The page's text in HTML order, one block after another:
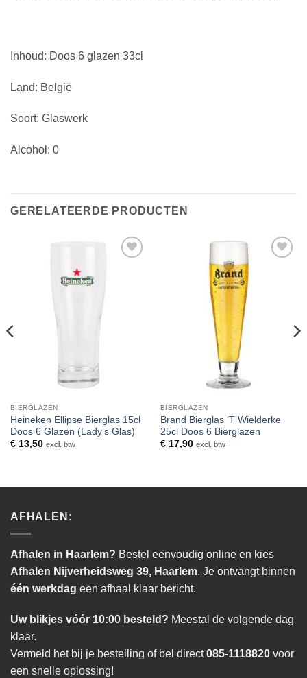
Inhoud: Doos 6 glazen 33cl
Land: België
Soort: Glaswerk
Alcohol: 0
GERELATEERDE PRODUCTEN
BIERGLAZEN
Heineken Ellipse Bierglas 15cl
Doos 6 Glazen (Lady’s Glas)
€13,50 excl. btw
Toevoegen
BIERGLAZEN
Brand Bierglas ‘T Wielderke
25cl Doos 6 Bierglazen
€17,90 excl. btw
AFHALEN:
Afhalen in Haarlem? Bestel eenvoudig online en kies
Afhalen Nijverheidsweg 39, Haarlem. Je ontvangt binnen
één werkdag een afhaal klaar bericht.
Uw blikjes vóór 10:00 besteld? Meestal de volgende dag
klaar.
Vermeld het bij je bestelling of bel direct085-1118820 voor
een snelle oplossing!